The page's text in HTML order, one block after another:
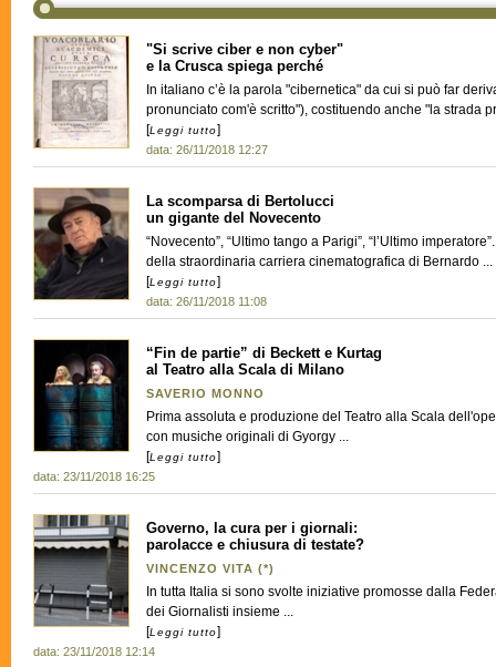
"Si scrive ciber e non cyber"
e la Crusca spiega perché
In italiano c’è la parola "cibernetica" da cui si può far
pronunciato com'è scritto"), costituendo anche "la strada
[Leggi tutto]
data: 26/11/2018 12:27
La scomparsa di Bertolucci
un gigante del Novecento
“Novecento”, “Ultimo tango a Parigi”, “l’Ultimo
della straordinaria carriera cinematografica di Bernardo ...
[Leggi tutto]
data: 26/11/2018 11:08
“Fin de partie” di Beckett e Kurtag
al Teatro alla Scala di Milano
SAVERIO MONNO
Prima assoluta e produzione del Teatro alla Scala
con musiche originali di Gyorgy ...
[Leggi tutto]
data: 23/11/2018 16:25
Governo, la cura per i giornali:
parolacce e chiusura di testate?
VINCENZO VITA (*)
In tutta Italia si sono svolte iniziative promosse dalla
dei Giornalisti insieme ...
[Leggi tutto]
data: 23/11/2018 12:14